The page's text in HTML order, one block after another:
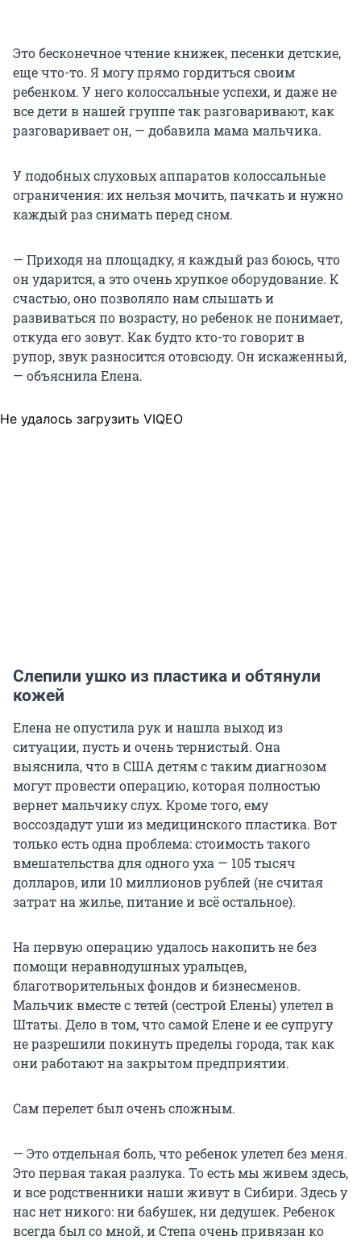
Это бесконечное чтение книжек, песенки детские,
еще что-то. Я могу прямо гордиться своим
ребенком. У него колоссальные успехи, и даже не
все дети в нашей группе так разговаривают, как
разговаривает он, — добавила мама мальчика.
У подобных слуховых аппаратов колоссальные
ограничения: их нельзя мочить, пачкать и нужно
каждый раз снимать перед сном.
— Приходя на площадку, я каждый раз боюсь, что
он ударится, а это очень хрупкое оборудование. К
счастью, оно позволяло нам слышать и
развиваться по возрасту, но ребенок не понимает,
откуда его зовут. Как будто кто-то говорит в
рупор, звук разносится отовсюду. Он искаженный,
— объяснила Елена.
Не удалось загрузить VIQEO
Слепили ушко из пластика и обтянули
кожей
Елена не опустила рук и нашла выход из
ситуации, пусть и очень тернистый. Она
выяснила, что в США детям с таким диагнозом
могут провести операцию, которая полностью
вернет мальчику слух. Кроме того, ему
воссоздадут уши из медицинского пластика. Вот
только есть одна проблема: стоимость такого
вмешательства для одного уха — 105 тысяч
долларов, или 10 миллионов рублей (не считая
затрат на жилье, питание и всё остальное).
На первую операцию удалось накопить не без
помощи неравнодушных уральцев,
благотворительных фондов и бизнесменов.
Мальчик вместе с тетей (сестрой Елены) улетел в
Штаты. Дело в том, что самой Елене и ее супругу
не разрешили покинуть пределы города, так как
они работают на закрытом предприятии.
Сам перелет был очень сложным.
— Это отдельная боль, что ребенок улетел без меня.
Это первая такая разлука. То есть мы живем здесь,
и все родственники наши живут в Сибири. Здесь у
нас нет никого: ни бабушек, ни дедушек. Ребенок
всегда был со мной, и Степа очень привязан ко